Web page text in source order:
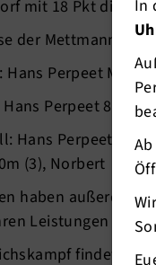
mit 18 Pkt die
der Mettmanner
Perpeet M65
Perpeet 8,61m
Hans Perpeet
(3), Norbert
haben außerdem
Leistungen nicht
findet am
In